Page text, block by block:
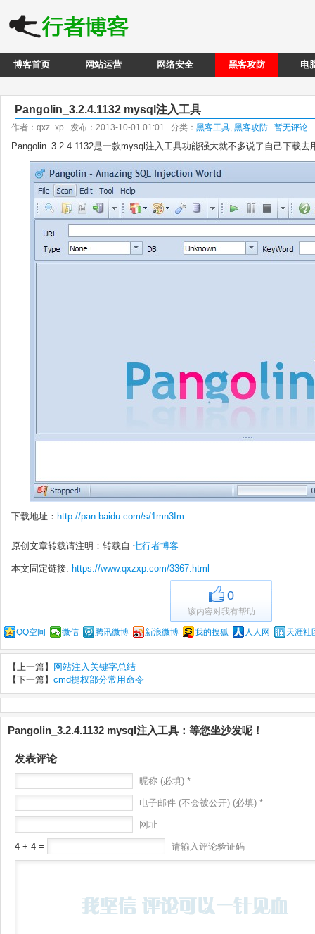
博客首页 网站运营 网络安全 黑客攻防 电
Pangolin_3.2.4.1132 mysql注入工具
作者：qxz_xp 发布：2013-10-01 01:01 分类： 黑客工具, 黑客攻防 暂无评论
Pangolin_3.2.4.1132是一款mysql注入工具功能强大就不多说了自己下载去
下载地址： http://pan.baidu.com/s/1mn3Im
原创文章转载请注明：转载自 七行者博客
本文固定链接: https://www.qxzxp.com/3367.html
0
该内容对我有帮助
QQ空间 微信 腾讯微博 新浪微博 我的搜狐 人人网 天涯社
【上一篇】
网站注入关键字总结
【下一篇】 cmd提权部分常用命令
Pangolin_3.2.4.1132 mysql注入工具：等您坐沙发呢！
发表评论
昵称 (必填) *
电子邮件 (不会被公开) (必填) *
网址
4 + 4 = 请输入评论验证码